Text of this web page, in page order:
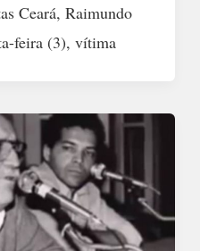
Ceará, Raimundo
feira (3), vítima